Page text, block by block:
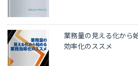
業務量の見える化から
効率化のススメ